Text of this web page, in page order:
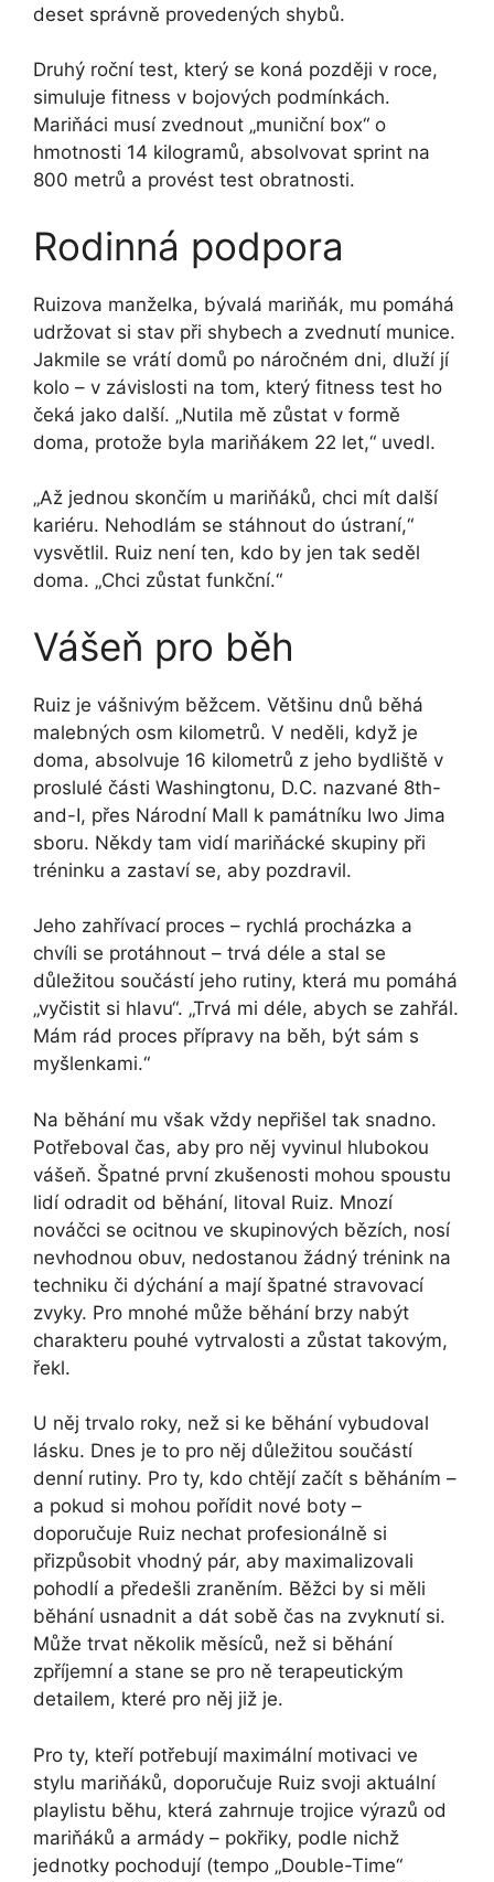
deset správně provedených shybů.
Druhý roční test, který se koná později v roce,
simuluje fitness v bojových podmínkách.
Mariňáci musí zvednout „muniční box“ o
hmotnosti 14 kilogramů, absolvovat sprint na
800 metrů a provést test obratnosti.
Rodinná podpora
Ruizova manželka, bývalá mariňák, mu pomáhá
udržovat si stav při shybech a zvednutí munice.
Jakmile se vrátí domů po náročném dni, dluží jí
kolo – v závislosti na tom, který fitness test ho
čeká jako další. „Nutila mě zůstat v formě
doma, protože byla mariňákem 22 let,“ uvedl.
„Až jednou skončím u mariňáků, chci mít další
kariéru. Nehodlám se stáhnout do ústraní,“
vysvětlil. Ruiz není ten, kdo by jen tak seděl
doma. „Chci zůstat funkční.“
Vášeň pro běh
Ruiz je vášnivým běžcem. Většinu dnů běhá
malebných osm kilometrů. V neděli, když je
doma, absolvuje 16 kilometrů z jeho bydliště v
proslulé části Washingtonu, D.C. nazvané 8th-
and-I, přes Národní Mall k památníku Iwo Jima
sboru. Někdy tam vidí mariňácké skupiny při
tréninku a zastaví se, aby pozdravil.
Jeho zahřívací proces – rychlá procházka a
chvíli se protáhnout – trvá déle a stal se
důležitou součástí jeho rutiny, která mu pomáhá
„vyčistit si hlavu“. „Trvá mi déle, abych se zahřál.
Mám rád proces přípravy na běh, být sám s
myšlenkami.“
Na běhání mu však vždy nepřišel tak snadno.
Potřeboval čas, aby pro něj vyvinul hlubokou
vášeň. Špatné první zkušenosti mohou spoustu
lidí odradit od běhání, litoval Ruiz. Mnozí
nováčci se ocitnou ve skupinových bězích, nosí
nevhodnou obuv, nedostanou žádný trénink na
techniku či dýchání a mají špatné stravovací
zvyky. Pro mnohé může běhání brzy nabýt
charakteru pouhé vytrvalosti a zůstat takovým,
řekl.
U něj trvalo roky, než si ke běhání vybudoval
lásku. Dnes je to pro něj důležitou součástí
denní rutiny. Pro ty, kdo chtějí začít s běháním –
a pokud si mohou pořídit nové boty –
doporučuje Ruiz nechat profesionálně si
přizpůsobit vhodný pár, aby maximalizovali
pohodlí a předešli zraněním. Běžci by si měli
běhání usnadnit a dát sobě čas na zvyknutí si.
Může trvat několik měsíců, než si běhání
zpříjemní a stane se pro ně terapeutickým
detailem, které pro něj již je.
Pro ty, kteří potřebují maximální motivaci ve
stylu mariňáků, doporučuje Ruiz svoji aktuální
playlistu běhu, která zahrnuje trojice výrazů od
mariňáků a armády – pokřiky, podle nichž
jednotky pochodují (tempo „Double-Time“